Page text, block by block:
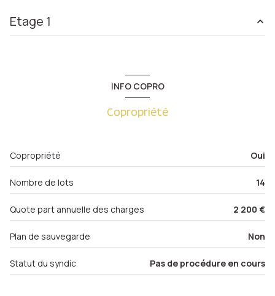
interphone
Etage 1
chambre
cuisine
18.30 m²
WC
1.01 m²
buanderie
3.76 m²
salle de bain
5.89 m²
INFO COPRO
Copropriété
Copropriété Oui
Nombre de lots 14
Quote part annuelle des charges 2 200 €
Plan de sauvegarde Non
Statut du syndic Pas de procédure en cours